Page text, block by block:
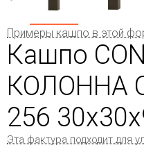
Примеры кашпо в этой
Кашпо
КОЛОННА
256
Эта фактура подходит для